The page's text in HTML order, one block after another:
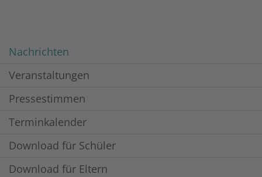
Nachrichten
Veranstaltungen
Pressestimmen
Terminkalender
Download für Schüler
Download für Eltern